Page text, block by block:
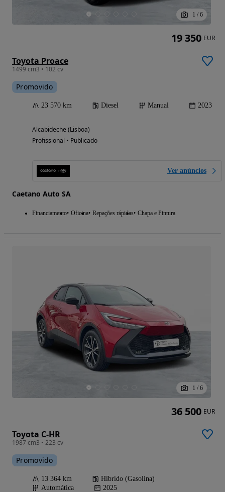
1 / 6
Toyota Proace
1499 cm3 • 102 cv
Promovido
23 570 km Diesel Manual 2023
Alcabideche (Lisboa)
Profissional • Publicado
Ver anúncios
Caetano Auto SA
Financiamento Oficina Repações rápidas Chapa e Pintura
19 350 EUR
1 / 6
Toyota C-HR
1987 cm3 • 223 cv
Promovido
13 364 km
Híbrido (Gasolina)
Automática
2025
36 500 EUR